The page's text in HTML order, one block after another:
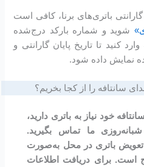
باتری‌های برنا، کافی است
شوید و شماره بارکد درج‌شده
کنید تا تاریخ پایان گارانتی و
نمایش داده شود.
سانتافه را از کجا بخریم؟
خود نیاز به باتری دارید،
شبانه‌روزی ما تماس بگیرید.
باتری در محل به‌صورت
است. برای دریافت اطلاعات